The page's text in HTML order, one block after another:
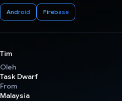
Android Firebase
Tim
Oleh
Task Dwarf
From
Malaysia